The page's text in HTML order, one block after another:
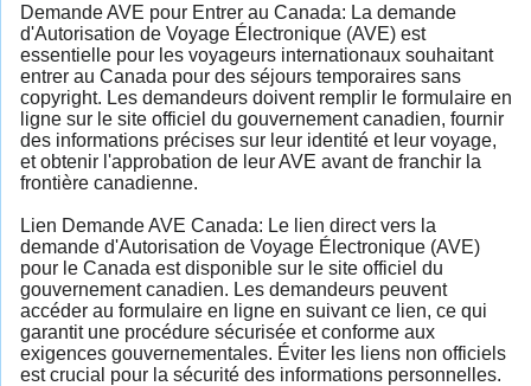
Demande AVE pour Entrer au Canada: La demande
d'Autorisation de Voyage Électronique (AVE) est
essentielle pour les voyageurs internationaux souhaitant
entrer au Canada pour des séjours temporaires sans
copyright. Les demandeurs doivent remplir le formulaire en
ligne sur le site officiel du gouvernement canadien, fournir
des informations précises sur leur identité et leur voyage,
et obtenir l'approbation de leur AVE avant de franchir la
frontière canadienne.
Lien Demande AVE Canada: Le lien direct vers la
demande d'Autorisation de Voyage Électronique (AVE)
pour le Canada est disponible sur le site officiel du
gouvernement canadien. Les demandeurs peuvent
accéder au formulaire en ligne en suivant ce lien, ce qui
garantit une procédure sécurisée et conforme aux
exigences gouvernementales. Éviter les liens non officiels
est crucial pour la sécurité des informations personnelles.